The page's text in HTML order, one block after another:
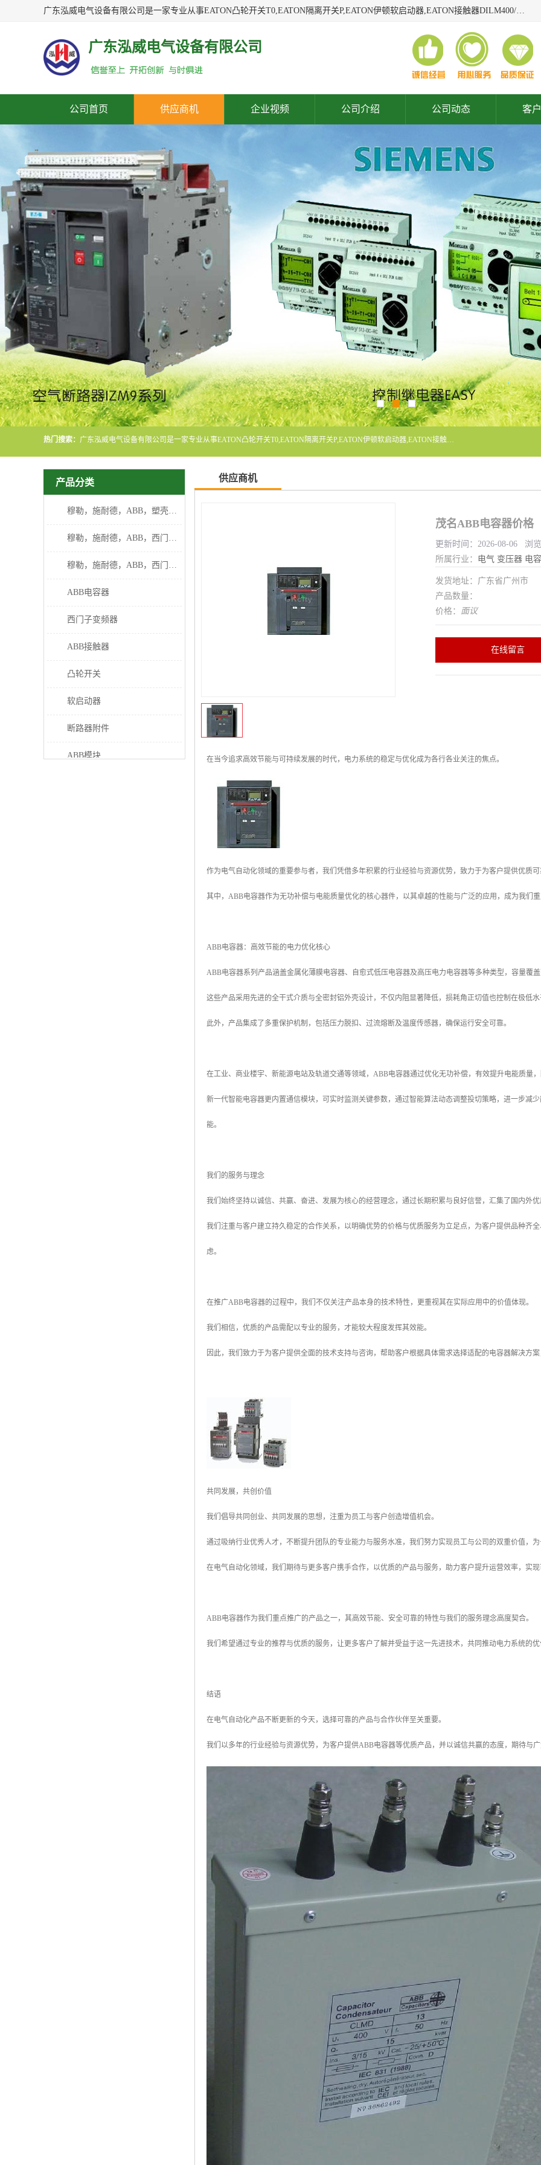
广东泓威电气设备有限公司是一家专业从事EATON凸轮开关T0,EATON隔离开关P,EATON伊顿软启动器,EATON接触器DILM400/22,ETN隔离开关P1-32/EA/SVB,凸轮开关T0-2-1/EA/SVB,伊顿软启动器S811+V42N3SP等品牌的电气自动化产品代理经销商。
广东泓威电气设备有限公司
公司首页 供应商机 企业视频 公司介绍 公司动态 客
热门搜索： 广东泓威电气设备有限公司是一家专业从事EATON凸轮开关T0,EATON隔离开关P,EATON伊顿软启动器,EATON接触器DILM400/22,ETN隔离开关P1-32/EA/SVB,凸轮开关T0-2-1/EA/SVB,伊顿软启动器S811+V42N3SP等品牌的电气自动化产品代理经销商。
产品分类
穆勒，施耐德，ABB，塑壳断路器
穆勒，施耐德，ABB，西门子断路器
穆勒，施耐德，ABB，西门子接触器
ABB电容器
西门子变频器
ABB接触器
凸轮开关
软启动器
断路器附件
ABB模块
供应商机
茂名ABB电容器价格
更新时间：2026-08-06 浏
所属行业： 电气 变压器 电
发货地址：广东省广州市
产品数量：
价格： 面议
在线留言
在当今追求高效节能与可持续发展的时代，电力系统的稳定与优化成为各行各业关注的焦点。
作为电气自动化领域的重要参与者，我们凭借多年积累的行业经验与资源优势，致力于为客户提供优质可
其中，ABB电容器作为无功补偿与电能质量优化的核心器件，以其卓越的性能与广泛的应用，成为我们重
ABB电容器：高效节能的电力优化核心
ABB电容器系列产品涵盖金属化薄膜电容器、自愈式低压电容器及高压电力电容器等多种类型，容量覆
这些产品采用先进的全干式介质与全密封铝外壳设计，不仅内阻显著降低，损耗角正切值也控制在极低
此外，产品集成了多重保护机制，包括压力脱扣、过流熔断及温度传感器，确保运行安全可靠。
在工业、商业楼宇、新能源电站及轨道交通等领域，ABB电容器通过优化无功补偿，有效提升电能质量
新一代智能电容器更内置通信模块，可实时监测关键参数，通过智能算法动态调整投切策略，进一步减
能。
我们的服务与理念
我们始终坚持以诚信、共赢、奋进、发展为核心的经营理念，通过长期积累与良好信誉，汇集了国内外优
我们注重与客户建立持久稳定的合作关系，以明确优势的价格与优质服务为立足点，为客户提供品种齐
虑。
在推广ABB电容器的过程中，我们不仅关注产品本身的技术特性，更重视其在实际应用中的价值体现。
我们相信，优质的产品需配以专业的服务，才能较大程度发挥其效能。
因此，我们致力于为客户提供全面的技术支持与咨询，帮助客户根据具体需求选择适配的电容器解决方案
共同发展，共创价值
我们倡导共同创业、共同发展的思想，注重为员工与客户创造增值机会。
通过吸纳行业优秀人才，不断提升团队的专业能力与服务水准，我们努力实现员工与公司的双重价值，为
在电气自动化领域，我们期待与更多客户携手合作，以优质的产品与服务，助力客户提升运营效率，实现
ABB电容器作为我们重点推广的产品之一，其高效节能、安全可靠的特性与我们的服务理念高度契合。
我们希望通过专业的推荐与优质的服务，让更多客户了解并受益于这一先进技术，共同推动电力系统的优
结语
在电气自动化产品不断更新的今天，选择可靠的产品与合作伙伴至关重要。
我们以多年的行业经验与资源优势，为客户提供ABB电容器等优质产品，并以诚信共赢的态度，期待与广